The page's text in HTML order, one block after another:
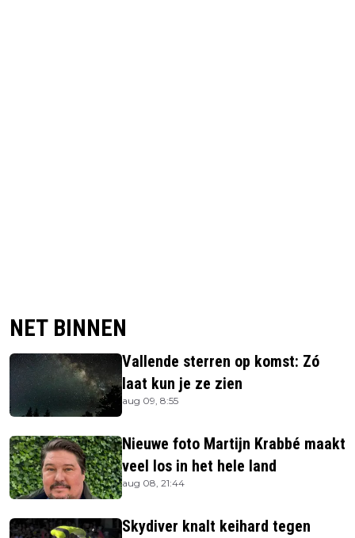
NET BINNEN
Vallende sterren op komst: Zó
laat kun je ze zien
aug 09, 8:55
Nieuwe foto Martijn Krabbé maakt
veel los in het hele land
aug 08, 21:44
Skydiver knalt keihard tegen